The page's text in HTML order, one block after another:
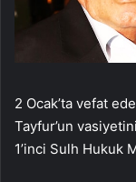
2 Ocak’ta vefat
Tayfur’un
1’inci Sulh Hukuk